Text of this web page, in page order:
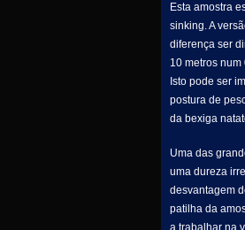
Esta amostra
sinking. A
diferença ser
10 metros
Isto pode ser
postura de
da bexiga
Uma das
uma dureza
desvantagem
patilha da
a trabalhar na